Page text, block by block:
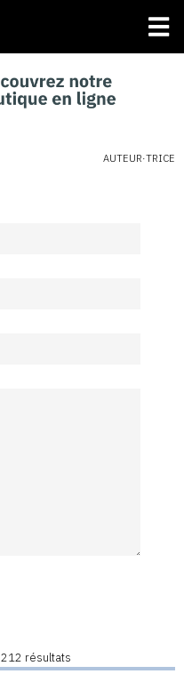
AUTEUR·TRICE
212 résultats